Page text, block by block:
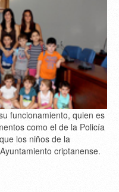
funcionamiento, quien es
como el de la Policía
los niños de la
criptanense.